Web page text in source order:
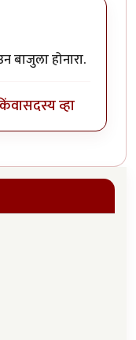
बाजुला होनारा.
सदस्य व्हा